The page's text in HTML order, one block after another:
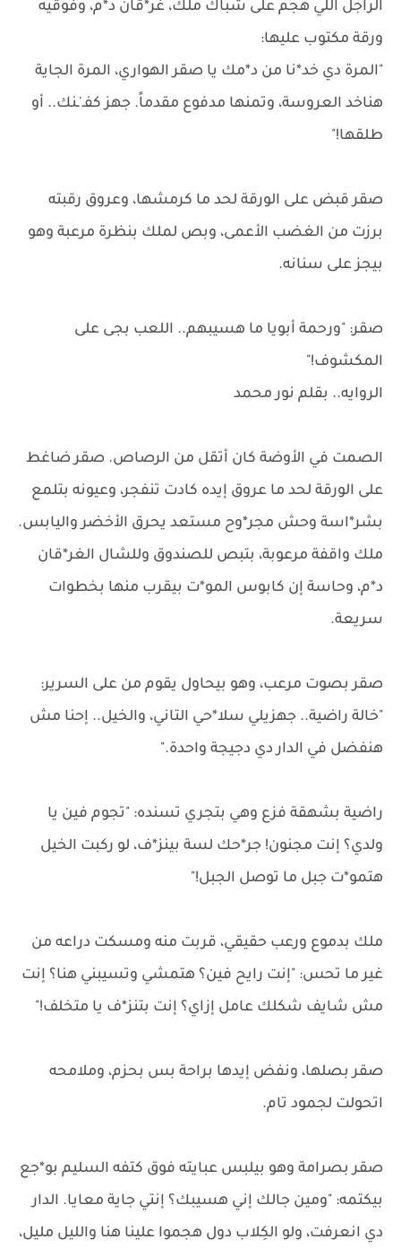
الراجل اللي هجم على شباك ملك، غر*قان د*م، وفوقيه
ورقة مكتوب عليها:
"المرة دي خد*نا من د*مك يا صقر الهواري، المرة الجاية
هناخد العروسة، وتمنها مدفوع مقدماً. جهز كفـ'ـنك.. أو
طلقها!"
صقر قبض على الورقة لحد ما كرمشها، وعروق رقبته
برزت من الغضب الأعمى، وبص لملك بنظرة مرعبة وهو
بيجز على سنانه.
صقر: "ورحمة أبويا ما هسيبهم.. اللعب بجى على
المكشوف!"
الروايه.. بقلم نور محمد
الصمت في الأوضة كان أتقل من الرصاص. صقر ضاغط
على الورقة لحد ما عروق إيده كادت تنفجر، وعيونه بتلمع
بشر*اسة وحش مجر*وح مستعد يحرق الأخضر واليابس.
ملك واقفة مرعوبة، بتبص للصندوق وللشال الغر*قان
د*م، وحاسة إن كابوس المو*ت بيقرب منها بخطوات
سريعة.
صقر بصوت مرعب، وهو بيحاول يقوم من على السرير:
"خالة راضية.. جهزيلي سلا*حي التاني، والخيل.. إحنا مش
هنفضل في الدار دي دجيجة واحدة."
راضية بشهقة فزع وهي بتجري تسنده: "تجوم فين يا
ولدي؟ إنت مجنون! جر*حك لسة بينز*ف، لو ركبت الخيل
هتمو*ت جبل ما توصل الجبل!"
ملك بدموع ورعب حقيقي، قربت منه ومسكت دراعه من
غير ما تحس: "إنت رايح فين؟ هتمشي وتسيبني هنا؟ إنت
مش شايف شكلك عامل إزاي؟ إنت بتنز*ف يا متخلف!"
صقر بصلها، ونفض إيدها براحة بس بحزم، وملامحه
اتحولت لجمود تام.
صقر بصرامة وهو بيلبس عبايته فوق كتفه السليم بو*جع
بيكتمه: "ومين جالك إني هسيبك؟ إنتي جاية معايا. الدار
دي انعرفت، ولو الكِلاب دول هجموا علينا هنا والليل مليل،